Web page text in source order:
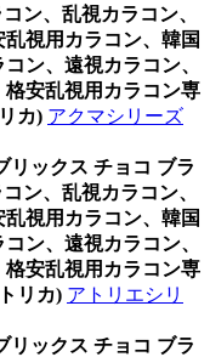
ン、乱視カラコン、
視用カラコン、韓国
ン、遠視カラコン、
安乱視用カラコン専
カ) アクマシリーズ
リックス チョコ ブラ
ン、乱視カラコン、
視用カラコン、韓国
ン、遠視カラコン、
安乱視用カラコン専
リカ) アトリエシリ
リックス チョコ ブラ